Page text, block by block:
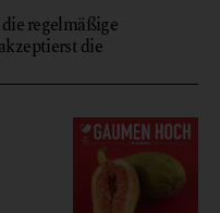
regelmäßige
die